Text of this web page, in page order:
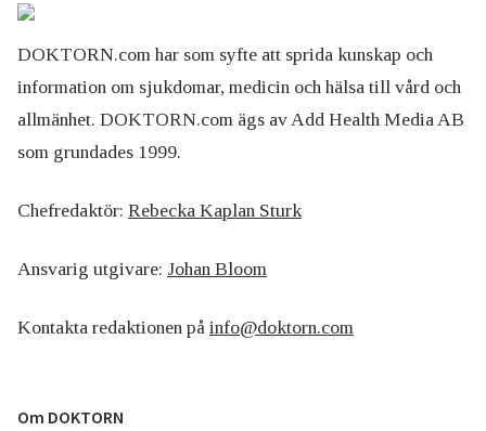
DOKTORN.com har som syfte att sprida kunskap och
information om sjukdomar, medicin och hälsa till vård och
allmänhet. DOKTORN.com ägs av Add Health Media AB
som grundades 1999.
Chefredaktör: Rebecka Kaplan Sturk
Ansvarig utgivare: Johan Bloom
Kontakta redaktionen på info@doktorn.com
Om DOKTORN